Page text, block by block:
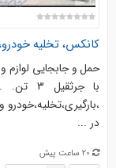
کانکس، تخلیه
حمل و جابجایی لوازم
در ...
20 ساعت پیش